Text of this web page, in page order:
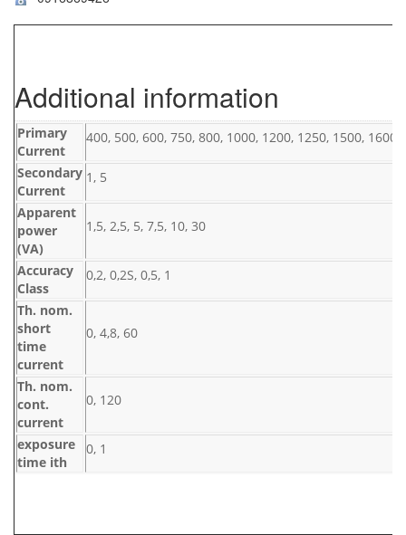
Additional information
Primary
Current
400, 500, 600, 750, 800, 1000, 1200, 1250, 1500,
Secondary
Current
1, 5
Apparent
power
(VA)
1,5, 2,5, 5, 7,5, 10, 30
Accuracy
Class
0,2, 0,2S, 0,5, 1
Th. nom.
short
time
current
0, 4,8, 60
Th. nom.
cont.
current
0, 120
exposure
time ith
0, 1